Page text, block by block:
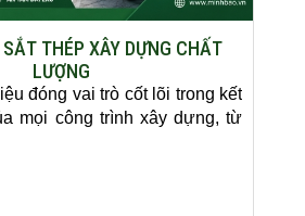
THÉP XÂY DỰNG CHẤT
LƯỢNG
đóng vai trò cốt lõi trong kết
mọi công trình xây dựng, từ